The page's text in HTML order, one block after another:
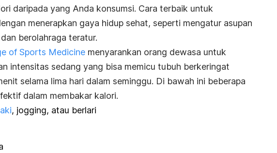
daripada yang Anda konsumsi. Cara terbaik untuk
menerapkan gaya hidup sehat, seperti mengatur asupan
berolahraga teratur.
of Sports Medicine menyarankan orang dewasa untuk
intensitas sedang yang bisa memicu tubuh berkeringat
selama lima hari dalam seminggu. Di bawah ini beberapa
dalam membakar kalori.
, jogging, atau berlari